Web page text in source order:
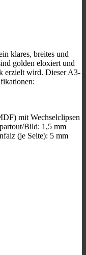
klares, breites und
golden eloxiert und
erzielt wird. Dieser A3-
mit Wechselclipsen
Bild: 1,5 mm
(je Seite): 5 mm